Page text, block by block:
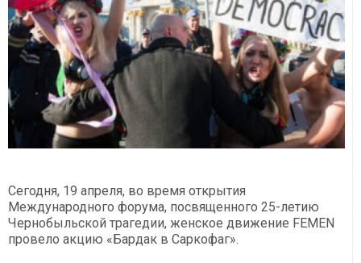
Сегодня, 19 апреля, во время открытия
Международного форума, посвященного 25-летию
Чернобыльской трагедии, женское движение FEMEN
провело акцию «Бардак в Саркофаг».